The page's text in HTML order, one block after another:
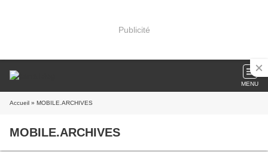
Publicité
MENU
Accueil » MOBILE.ARCHIVES
MOBILE.ARCHIVES